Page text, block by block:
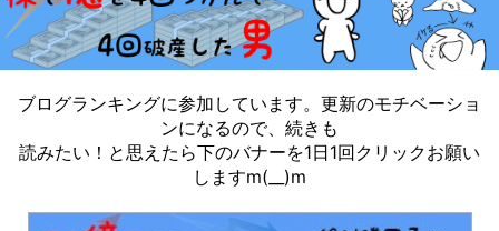
ブログランキングに参加しています。更新のモチベーショ
ンになるので、続きも
読みたい！と思えたら下のバナーを1日1回クリックお願い
しますm(__)m